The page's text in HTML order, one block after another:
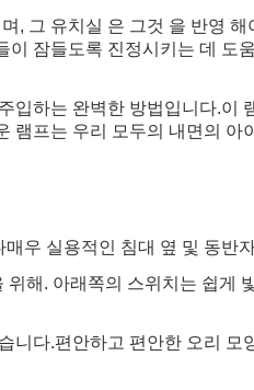
, 그 유치실 은 그것 을 반영
잠들도록 진정시키는 데 도
입하는 완벽한 방법입니다.이
프는 우리 모두의 내면의 아
우 실용적인 침대 옆 및 동반
해. 아래쪽의 스위치는 쉽게
다.편안하고 편안한 오리 모